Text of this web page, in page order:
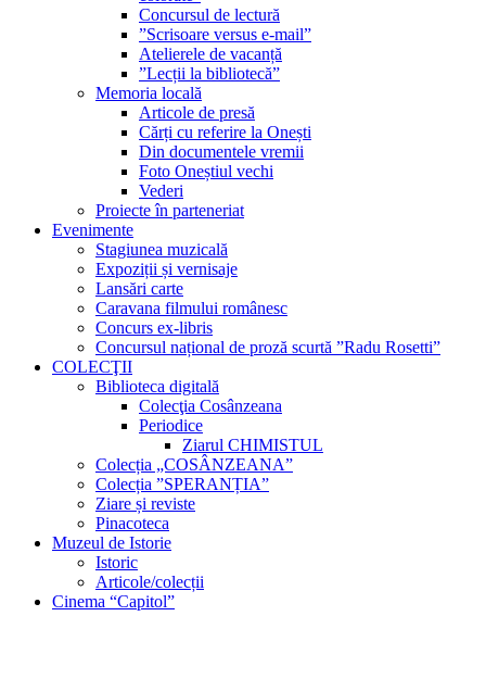
Concursul de lectură
”Scrisoare versus e-mail”
Atelierele de vacanță
”Lecții la bibliotecă”
Memoria locală
Articole de presă
Cărți cu referire la Onești
Din documentele vremii
Foto Oneștiul vechi
Vederi
Proiecte în parteneriat
Evenimente
Stagiunea muzicală
Expoziții și vernisaje
Lansări carte
Caravana filmului românesc
Concurs ex-libris
Concursul național de proză scurtă ”Radu Rosetti”
COLECŢII
Biblioteca digitală
Colecţia Cosânzeana
Periodice
Ziarul CHIMISTUL
Colecția „COSÂNZEANA”
Colecția ”SPERANȚIA”
Ziare și reviste
Pinacoteca
Muzeul de Istorie
Istoric
Articole/colecții
Cinema “Capitol”